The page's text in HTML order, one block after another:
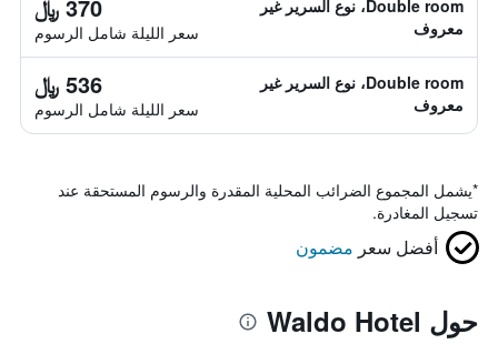
Double room، نوع السرير غير
معروف
370 ﷼
سعر الليلة شامل الرسوم
Double room، نوع السرير غير
معروف
536 ﷼
سعر الليلة شامل الرسوم
*يشمل المجموع الضرائب المحلية المقدرة والرسوم المستحقة عند
تسجيل المغادرة.
أفضل سعر مضمون
حول Waldo Hotel